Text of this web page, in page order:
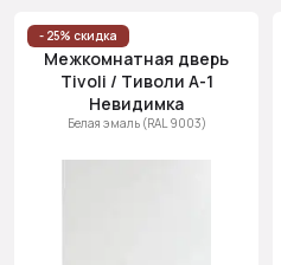
- 25% скидка
Межкомнатная дверь
Tivoli / Тиволи А-1
Невидимка
Белая эмаль (RAL 9003)